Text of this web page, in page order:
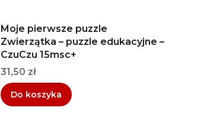
Moje pierwsze puzzle
Zwierzątka – puzzle edukacyjne –
CzuCzu 15msc+
Cena
31,50 zł
Do koszyka